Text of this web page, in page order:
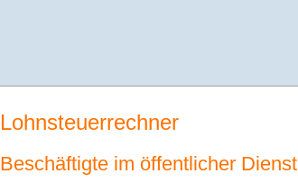
Lohnsteuerrechner
Beschäftigte im öffentlicher Dienst